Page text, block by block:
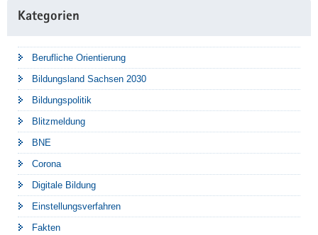
Kategorien
Berufliche Orientierung
Bildungsland Sachsen 2030
Bildungspolitik
Blitzmeldung
BNE
Corona
Digitale Bildung
Einstellungsverfahren
Fakten